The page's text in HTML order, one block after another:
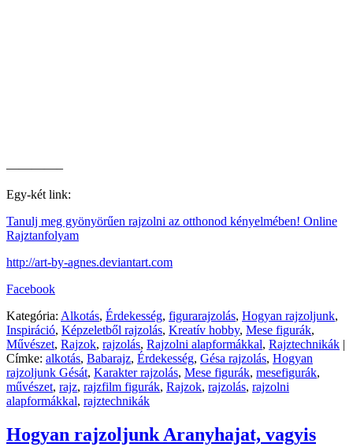
————–
Egy-két link:
Tanulj meg gyönyörűen rajzolni az otthonod kényelmében! Online
Rajztanfolyam
http://art-by-agnes.deviantart.com
Facebook
Kategória: Alkotás, Érdekesség, figurarajzolás, Hogyan rajzoljunk,
Inspiráció, Képzeletből rajzolás, Kreatív hobby, Mese figurák,
Művészet, Rajzok, rajzolás, Rajzolni alapformákkal, Rajztechnikák |
Címke: alkotás, Babarajz, Érdekesség, Gésa rajzolás, Hogyan
rajzoljunk Gésát, Karakter rajzolás, Mese figurák, mesefigurák,
művészet, rajz, rajzfilm figurák, Rajzok, rajzolás, rajzolni
alapformákkal, rajztechnikák
Hogyan rajzoljunk Aranyhajat, vagyis